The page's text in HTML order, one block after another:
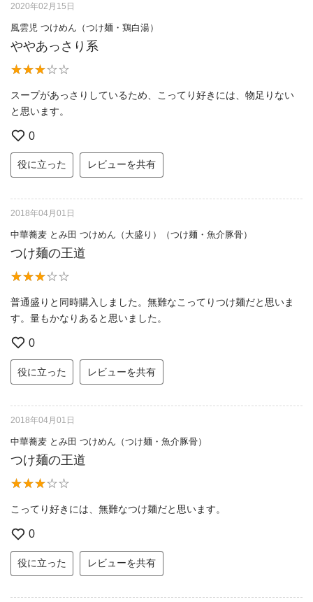
2020年02月15日
風雲児 つけめん（つけ麺・鶏白湯）
ややあっさり系
スープがあっさりしているため、こってり好きには、物足りない
と思います。
0
役に立った レビューを共有
2018年04月01日
中華蕎麦 とみ田 つけめん（大盛り）（つけ麺・魚介豚骨）
つけ麺の王道
普通盛りと同時購入しました。無難なこってりつけ麺だと思いま
す。量もかなりあると思いました。
0
役に立った レビューを共有
2018年04月01日
中華蕎麦 とみ田 つけめん（つけ麺・魚介豚骨）
つけ麺の王道
こってり好きには、無難なつけ麺だと思います。
0
役に立った レビューを共有